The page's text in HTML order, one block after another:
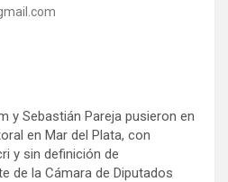
y Sebastián Pareja pusieron en
en Mar del Plata, con
y sin definición de
de la Cámara de Diputados